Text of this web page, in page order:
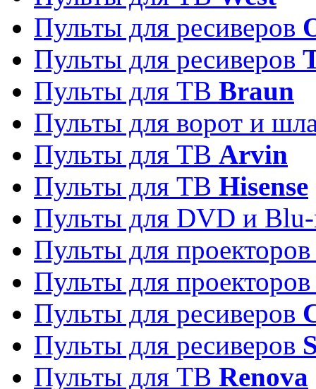
Пульты для ресиверов
Пульты для ресиверов
Пульты для ТВ Braun
Пульты для ворот и
Пульты для ТВ Arvin
Пульты для ТВ Hisense
Пульты для DVD и
Пульты для
Пульты для
Пульты для ресиверов
Пульты для ресиверов
Пульты для ТВ Renova